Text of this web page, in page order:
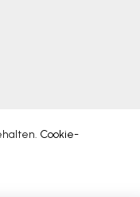
Cookie-